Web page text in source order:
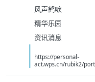
风声鹤唳
精华乐园
资讯消息
https://personal-
act.wps.cn/rubik2/